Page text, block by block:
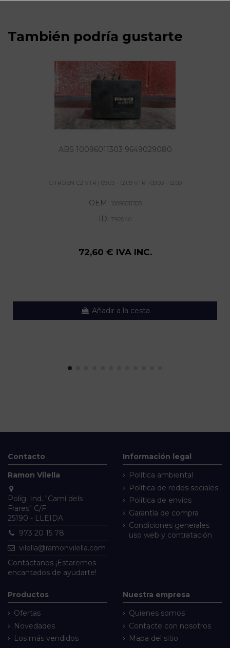
También podría gustarte
ABS 10096011303 9649029080
CITROEN C2 VTR | 09.03 - 12.09 VTR | 09.03 - 12.09
OEM: 10096011303
ID: 792040
72,60 € IVA INC.
Añadir a la cesta
Contacto
Ramon Vilella
Políg. Ind. "Camí dels
Frares" C/F
25190 - LLEIDA
973 20 15 78
vilella@ramonvilella.com
Contáctanos ¡Estaremos
encantados de ayudarte!
Información legal
Política ambiental
Política de redes sociales
Política de envíos
Garantía de compra
Condiciones generales
uso web y contratación
Productos
Ofertas
Novedades
Los más vendidos
Nuestra empresa
Quienes somos
Contacte con nosotros
Mapa del sitio